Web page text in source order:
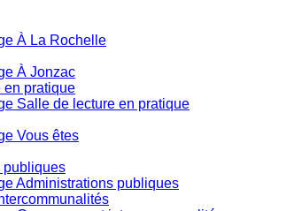
À La Rochelle
À Jonzac
en pratique
Salle de lecture en pratique
Vous êtes
publiques
Administrations publiques